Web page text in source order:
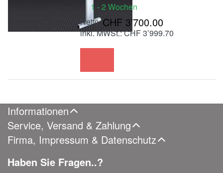
1 - 2 Wochen
CHF 3’700.00
inkl. MWSt.: CHF 3’999.70
Informationen
Service, Versand & Zahlung
Firma, Impressum & Datenschutz
Haben Sie Fragen..?